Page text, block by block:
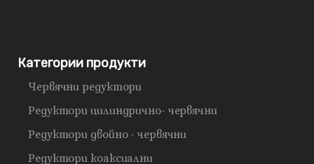
Категории продукти
Червячни редуктори
Редуктори цилиндрично- червячни
Редуктори двойно - червячни
Редуктори коаксиални